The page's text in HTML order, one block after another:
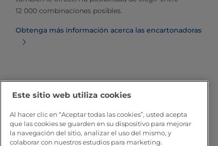
12 000 combinaciones posibles.
Obtenga más información acerca las encartonadoras
nosotros!
Este sitio web utiliza cookies
Al hacer clic en “Aceptar todas las cookies”, usted acepta
que las cookies se guarden en su dispositivo para mejorar
la navegación del sitio, analizar el uso del mismo, y
colaborar con nuestros estudios para marketing.